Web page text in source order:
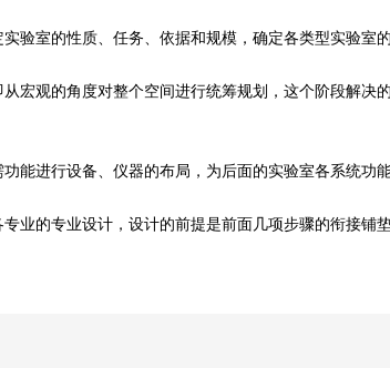
室的性质、任务、依据和规模，确定各类型实验室
观的角度对整个空间进行统筹规划，这个阶段解决
进行设备、仪器的布局，为后面的实验室各系统功能
的专业设计，设计的前提是前面几项步骤的衔接铺